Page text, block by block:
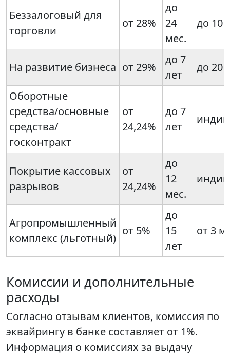
Беззалоговый для
торговли
от 28%
до
24
мес.
до 10
На развитие бизнеса от 29%
до 7
лет
до 20
Оборотные
средства/основные
средства/
госконтракт
от
24,24%
до 7
лет
Покрытие кассовых
разрывов
от
24,24%
до
12
мес.
Агропромышленный
комплекс (льготный)
от 5%
до
15
лет
от 3
Комиссии и дополнительные
расходы
Согласно отзывам клиентов, комиссия по
эквайрингу в банке составляет от 1%.
Информация о комиссиях за выдачу